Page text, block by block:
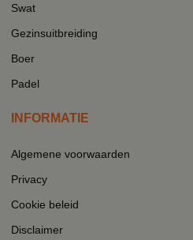
Swat
Gezinsuitbreiding
Boer
Padel
INFORMATIE
Algemene voorwaarden
Privacy
Cookie beleid
Disclaimer